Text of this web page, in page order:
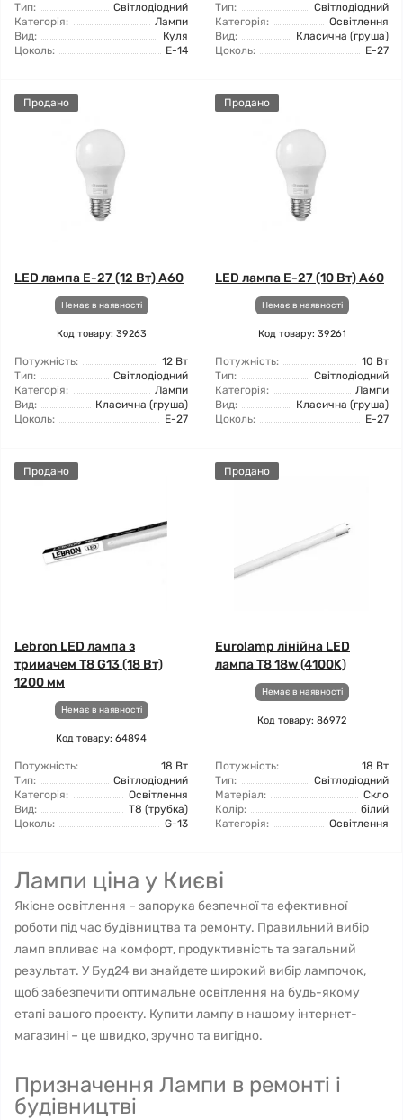
Тип:
Світлодіодний
Категорія:
Лампи
Вид:
Куля
Цоколь:
E-14
Тип:
Світлодіодний
Категорія:
Освітлення
Вид:
Класична (груша)
Цоколь:
Е-27
Продано
LED лампа E-27 (12 Вт) A60
Немає в наявності
Код товару: 39263
Потужність:
12 Вт
Тип:
Світлодіодний
Категорія:
Лампи
Вид:
Класична (груша)
Цоколь:
Е-27
Продано
LED лампа E-27 (10 Вт) A60
Немає в наявності
Код товару: 39261
Потужність:
10 Вт
Тип:
Світлодіодний
Категорія:
Лампи
Вид:
Класична (груша)
Цоколь:
Е-27
Продано
Lebron LED лампа з
тримачем Т8 G13 (18 Вт)
1200 мм
Немає в наявності
Код товару: 64894
Потужність:
18 Вт
Тип:
Світлодіодний
Категорія:
Освітлення
Вид:
T8 (трубка)
Цоколь:
G-13
Продано
Eurolamp лінійна LED
лампа T8 18w (4100K)
Немає в наявності
Код товару: 86972
Потужність:
18 Вт
Тип:
Світлодіодний
Матеріал:
Скло
Колір:
білий
Категорія:
Освітлення
Лампи ціна у Києві
Якісне освітлення – запорука безпечної та ефективної
роботи під час будівництва та ремонту. Правильний вибір
ламп впливає на комфорт, продуктивність та загальний
результат. У Буд24 ви знайдете широкий вибір лампочок,
щоб забезпечити оптимальне освітлення на будь-якому
етапі вашого проекту. Купити лампу в нашому інтернет-
магазині – це швидко, зручно та вигідно.
Призначення Лампи в ремонті і
будівництві